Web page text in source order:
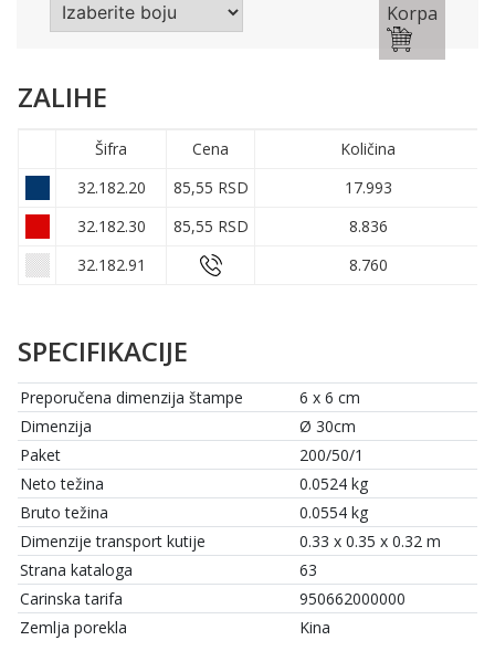
Korpa
ZALIHE
Šifra Cena
Količina
32.182.20
85,55 RSD
17.993
32.182.30
85,55 RSD
8.836
32.182.91
8.760
SPECIFIKACIJE
Preporučena dimenzija štampe
6 x 6 cm
Dimenzija
Ø 30cm
Paket
200/50/1
Neto težina
0.0524 kg
Bruto težina
0.0554 kg
Dimenzije transport kutije
0.33 x 0.35 x 0.32 m
Strana kataloga
63
Carinska tarifa
950662000000
Zemlja porekla
Kina